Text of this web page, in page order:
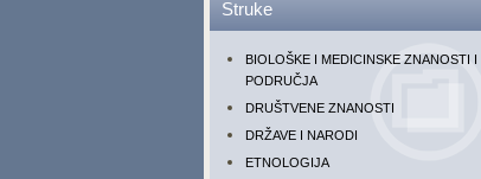
Struke
BIOLOŠKE I MEDICINSKE ZNANOSTI I
PODRUČJA
DRUŠTVENE ZNANOSTI
DRŽAVE I NARODI
ETNOLOGIJA